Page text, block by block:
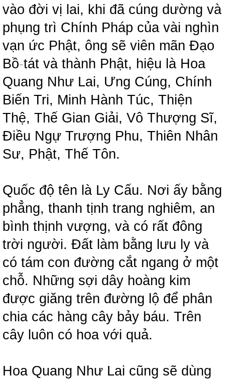
vào đời vị lai, khi đã cúng dường và
phụng trì Chính Pháp của vài nghìn
vạn ức Phật, ông sẽ viên mãn Đạo
Bồ-tát và thành Phật, hiệu là Hoa
Quang Như Lai, Ưng Cúng, Chính
Biến Tri, Minh Hành Túc, Thiện
Thệ, Thế Gian Giải, Vô Thượng Sĩ,
Điều Ngự Trượng Phu, Thiên Nhân
Sư, Phật, Thế Tôn.
Quốc độ tên là Ly Cấu. Nơi ấy bằng
phẳng, thanh tịnh trang nghiêm, an
bình thịnh vượng, và có rất đông
trời người. Đất làm bằng lưu ly và
có tám con đường cắt ngang ở một
chỗ. Những sợi dây hoàng kim
được giăng trên đường lộ để phân
chia các hàng cây bảy báu. Trên
cây luôn có hoa với quả.
Hoa Quang Như Lai cũng sẽ dùng